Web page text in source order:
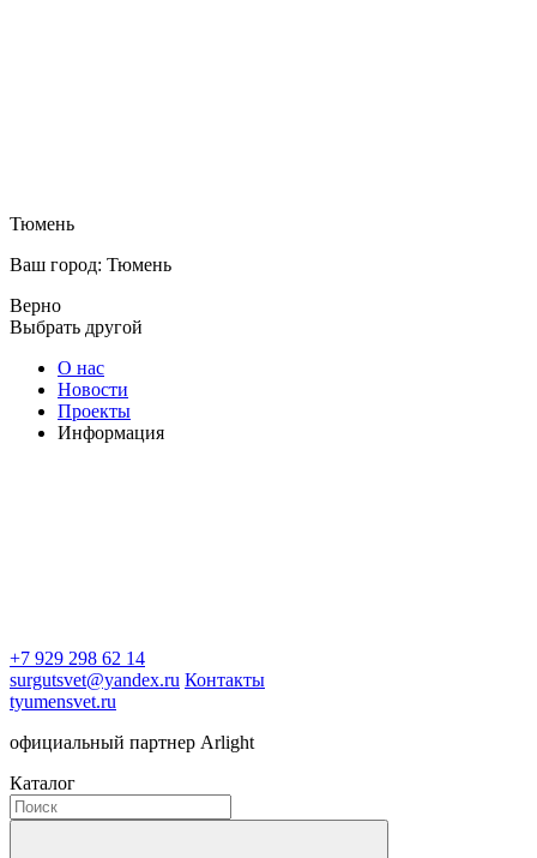
Тюмень
Ваш город: Тюмень
Верно
Выбрать другой
О нас
Новости
Проекты
Информация
+7 929 298 62 14
surgutsvet@yandex.ru Контакты
tyumensvet.ru
официальный партнер Arlight
Каталог